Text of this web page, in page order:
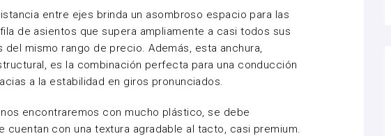
entre ejes brinda un asombroso espacio para las
de asientos que supera ampliamente a casi todos sus
mismo rango de precio. Además, esta anchura,
es la combinación perfecta para una conducción
a la estabilidad en giros pronunciados.
encontraremos con mucho plástico, se debe
cuentan con una textura agradable al tacto, casi premium.